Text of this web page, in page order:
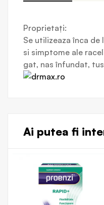
Proprietați:
Se utilizeaza înca
si simptome ale
gat, nas înfundat,
Ai putea fi